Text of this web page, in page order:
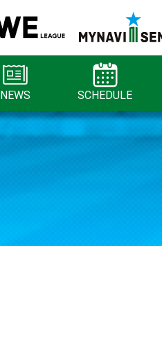
NEWS SCHEDULE